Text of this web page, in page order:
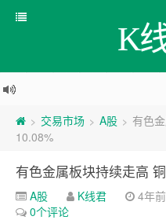
K
> 交易市场 > A股 > 有色
10.08%
有色金属板块持续走高
A股 K线君 4年
0个评论